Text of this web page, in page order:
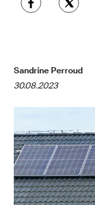
Sandrine Perroud
30.08.2023